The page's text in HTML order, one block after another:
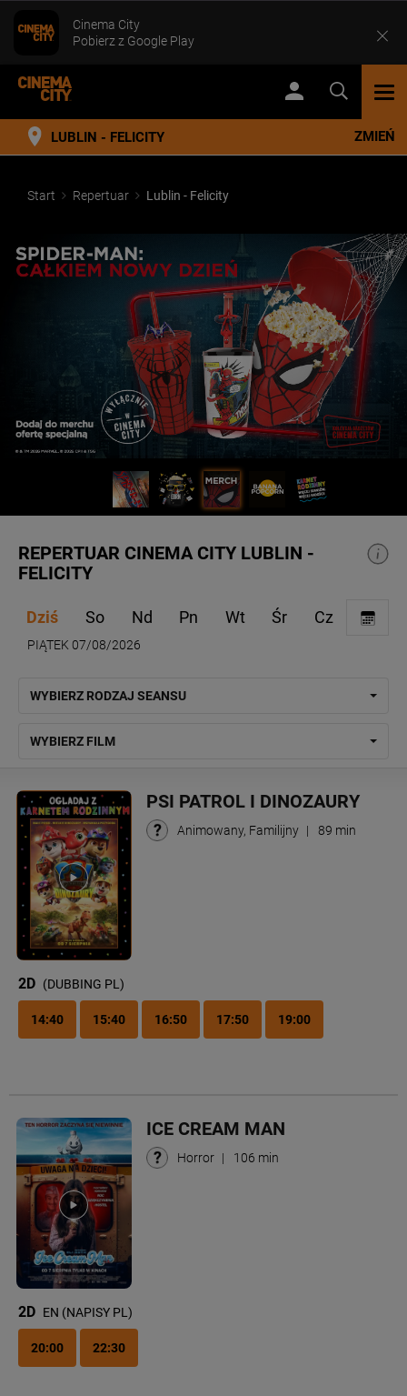
LUBLIN - FELICITY ZMIEŃ
Start Repertuar Lublin - Felicity
REPERTUAR CINEMA CITY LUBLIN -
FELICITY
Dziś So Nd Pn Wt Śr Cz
PIĄTEK 07/08/2026
WYBIERZ RODZAJ SEANSU
WYBIERZ FILM
PSI PATROL I DINOZAURY
Animowany, Familijny | 89 min
2D (DUBBING PL)
14:40 15:40 16:50 17:50 19:00
ICE CREAM MAN
Horror | 106 min
2D EN (NAPISY PL)
20:00 22:30
Cinema City
Pobierz z Google Play